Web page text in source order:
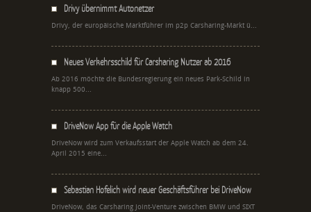
Drivy übernimmt Autonetzer
Drivy, der europäische Marktführer im p2p Carsharing-Markt ü...
Neues Verkehrsschild für Carsharing Nutzer ab 2016
Ab 2016 möchte die Bundesregierung ein neues Park-Schild in
knapp 500...
DriveNow App für die Apple Watch
DriveNow wird zum Verkaufsstart der Apple Watch ab dem 24.
April 2015 eine...
Sebastian Hofelich wird neuer Geschäftsführer bei DriveNow
DriveNow, das Carsharing Joint-Venture zwischen BMW und SIXT